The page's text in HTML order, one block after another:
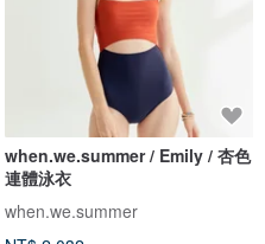
when.we.summer / Emily / 杏色
連體泳衣
when.we.summer